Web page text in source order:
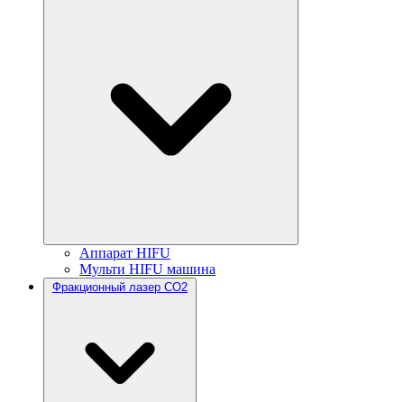
Аппарат HIFU
Мульти HIFU машина
Фракционный лазер CO2